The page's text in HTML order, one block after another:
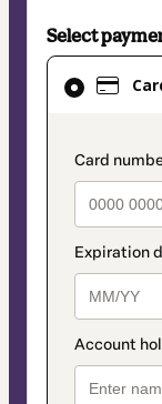
Select
Card
selected
method